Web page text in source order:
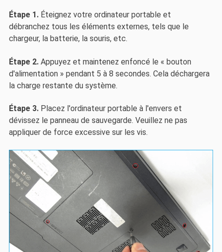
Étape 1.Éteignez votre ordinateur portable et
débranchez tous les éléments externes, tels que le
chargeur, la batterie, la souris, etc.
Étape 2.Appuyez et maintenez enfoncé le « bouton
d'alimentation » pendant 5 à 8 secondes. Cela déchargera
la charge restante du système.
Étape 3.Placez l'ordinateur portable à l'envers et
dévissez le panneau de sauvegarde. Veuillez ne pas
appliquer de force excessive sur les vis.